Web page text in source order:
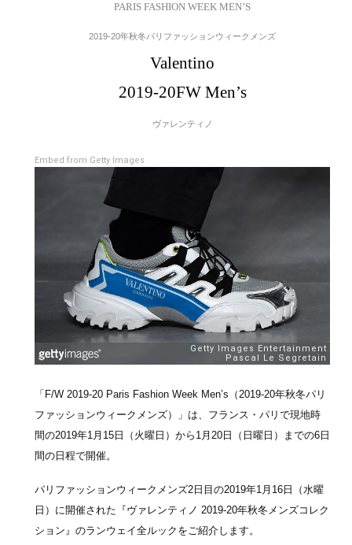
PARIS FASHION WEEK MEN’S
2019-20年秋冬パリファッションウィークメンズ
Valentino
2019-20FW Men’s
ヴァレンティノ
Embed from Getty Images
「F/W 2019-20 Paris Fashion Week Men’s（2019-20年秋冬パリ
ファッションウィークメンズ）」は、フランス・パリで現地時
間の2019年1月15日（火曜日）から1月20日（日曜日）までの6日
間の日程で開催。
パリファッションウィークメンズ2日目の2019年1月16日（水曜
日）に開催された『ヴァレンティノ 2019-20年秋冬メンズコレク
ション』のランウェイ全ルックをご紹介します。